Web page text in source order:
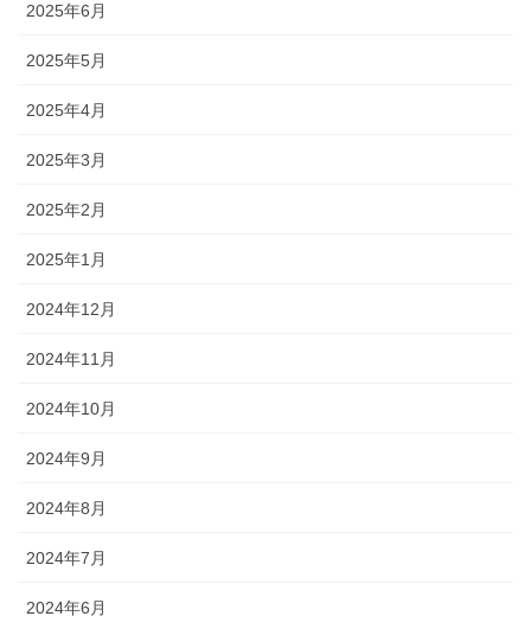
2025年6月
2025年5月
2025年4月
2025年3月
2025年2月
2025年1月
2024年12月
2024年11月
2024年10月
2024年9月
2024年8月
2024年7月
2024年6月